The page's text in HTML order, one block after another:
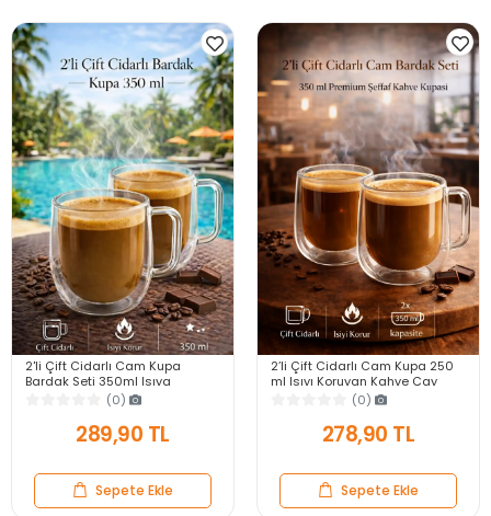
2'li Çift Cidarlı Cam Kupa
Bardak Seti 350ml Isıya
Dayanıklı Espresso Sunum
Kulplu Kahve Bardağı
(0)
289,90 TL
Sepete Ekle
2’li Çift Cidarlı Cam Kupa 250
ml Isıyı Koruyan Kahve Çay
Fincanı Kulplu Espresso Cam
(0)
278,90 TL
Sepete Ekle